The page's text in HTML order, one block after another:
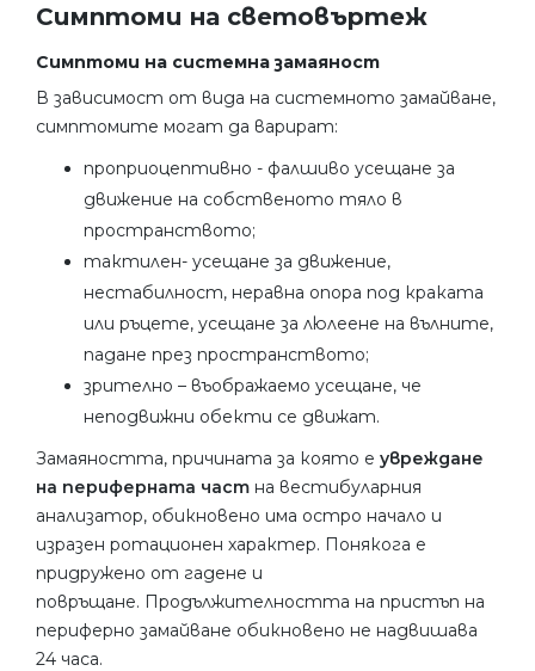
Симптоми на световъртеж
Симптоми на системна замаяност
В зависимост от вида на системното замайване,
симптомите могат да варират:
проприоцептивно - фалшиво усещане за
движение на собственото тяло в
пространството;
тактилен- усещане за движение,
нестабилност, неравна опора под краката
или ръцете, усещане за люлеене на вълните,
падане през пространството;
зрително – въображаемо усещане, че
неподвижни обекти се движат.
Замаяността, причината за която е увреждане
на периферната част на вестибуларния
анализатор, обикновено има остро начало и
изразен ротационен характер. Понякога е
придружено от гадене и
повръщане. Продължителността на пристъп на
периферно замайване обикновено не надвишава
24 часа.